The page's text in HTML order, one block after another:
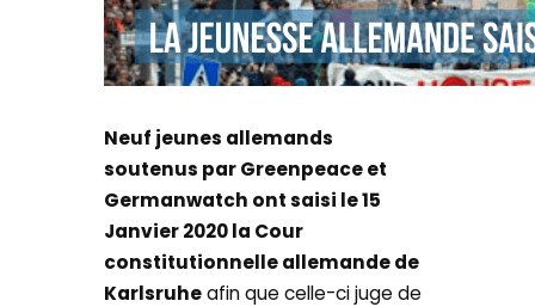
Neuf jeunes allemands
soutenus par Greenpeace et
Germanwatch ont saisi le 15
Janvier 2020 la Cour
constitutionnelle allemande de
Karlsruheafin que celle-ci juge de